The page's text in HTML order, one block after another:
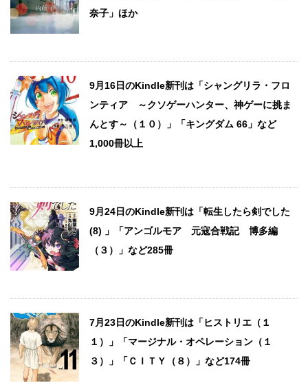
奈子」ほか
9月16日のKindle新刊は「シャングリラ・フロ
ンティア ～クソゲーハンター、神ゲーに挑ま
んとす～（１０）」「キングダム 66」など
1,000冊以上
9月24日のKindle新刊は「転生したら剣でした
(8) 」「アンゴルモア 元寇合戦記 博多編
（３）」など285冊
7月23日のKindle新刊は「ヒストリエ（１
１）」「マージナル・オペレーション（１
３）」「ＣＩＴＹ（８）」など174冊